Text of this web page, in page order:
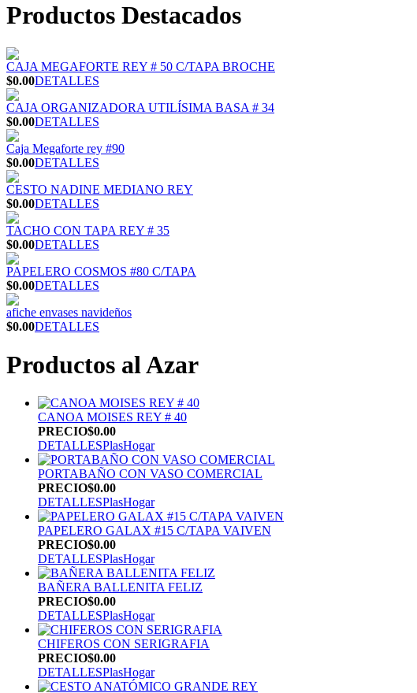
Productos Destacados
CAJA MEGAFORTE REY # 50 C/TAPA BROCHE
$0.00DETALLES
CAJA ORGANIZADORA UTILÍSIMA BASA # 34
$0.00DETALLES
Caja Megaforte rey #90
$0.00DETALLES
CESTO NADINE MEDIANO REY
$0.00DETALLES
TACHO CON TAPA REY # 35
$0.00DETALLES
PAPELERO COSMOS #80 C/TAPA
$0.00DETALLES
afiche envases navideños
$0.00DETALLES
Productos al Azar
CANOA MOISES REY # 40
PRECIO$0.00
DETALLESPlasHogar
PORTABAÑO CON VASO COMERCIAL
PRECIO$0.00
DETALLESPlasHogar
PAPELERO GALAX #15 C/TAPA VAIVEN
PRECIO$0.00
DETALLESPlasHogar
BAÑERA BALLENITA FELIZ
PRECIO$0.00
DETALLESPlasHogar
CHIFEROS CON SERIGRAFIA
PRECIO$0.00
DETALLESPlasHogar